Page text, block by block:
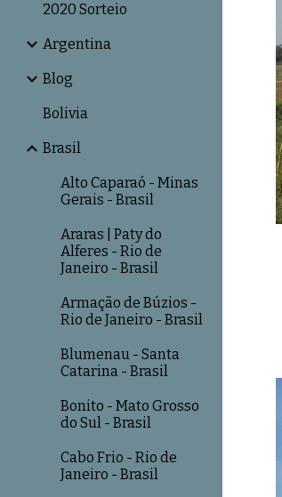
2020 Sorteio
Argentina
Blog
Bolivia
Brasil
Alto Caparaó - Minas
Gerais - Brasil
Araras | Paty do
Alferes - Rio de
Janeiro - Brasil
Armação de Búzios -
Rio de Janeiro - Brasil
Blumenau - Santa
Catarina - Brasil
Bonito - Mato Grosso
do Sul - Brasil
Cabo Frio - Rio de
Janeiro - Brasil